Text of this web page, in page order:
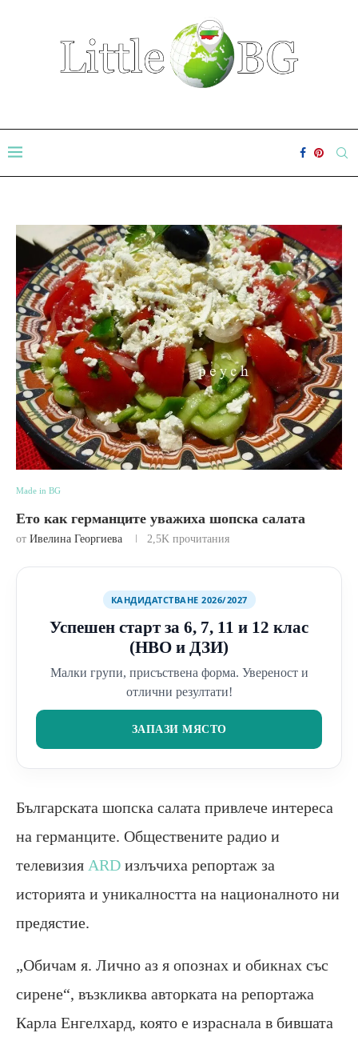
Made in BG
Ето как германците уважиха шопска салата
от Ивелина Георгиева 2,5K прочитания
КАНДИДАТСТВАНЕ 2026/2027
Успешен старт за 6, 7, 11 и 12 клас
(НВО и ДЗИ)
Малки групи, присъствена форма. Увереност и
отлични резултати!
ЗАПАЗИ МЯСТО
Българската шопска салата привлече интереса
на германците. Обществените радио и
телевизия ARD излъчиха репортаж за
историята и уникалността на националното ни
предястие.
„Обичам я. Лично аз я опознах и обикнах със
сирене“, възкликва авторката на репортажа
Карла Енгелхард, която е израснала в бившата